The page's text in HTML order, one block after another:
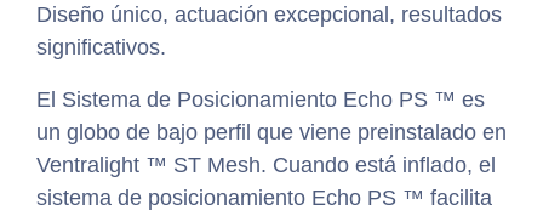
Diseño único, actuación excepcional, resultados
significativos.
El Sistema de Posicionamiento Echo PS ™ es
un globo de bajo perfil que viene preinstalado en
Ventralight ™ ST Mesh. Cuando está inflado, el
sistema de posicionamiento Echo PS ™ facilita